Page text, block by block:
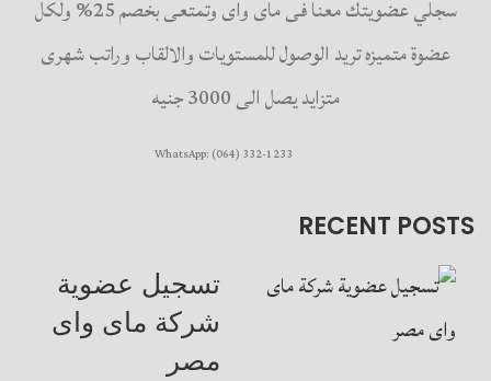
سجلي عضويتك معنا فى ماى واى وتمتعى بخصم 25% ولكل
عضوة متميزه تريد الوصول للمستويات والالقاب وراتب شهرى
متزايد يصل الى 3000 جنيه
WhatsApp: (064) 332-1233
RECENT POSTS
تسجيل عضوية
شركة ماى واى
مصر